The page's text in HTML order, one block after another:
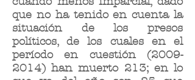
que no ha tenido en cuenta la
situación de los presos
políticos, de los cuales en el
período en cuestión (2009-
2014) han muerto 213; en lo